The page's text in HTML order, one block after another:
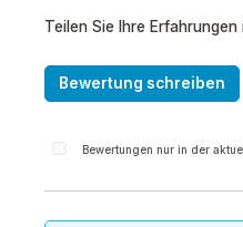
Teilen Sie Ihre
Bewertung schreiben
Bewertungen nur in der